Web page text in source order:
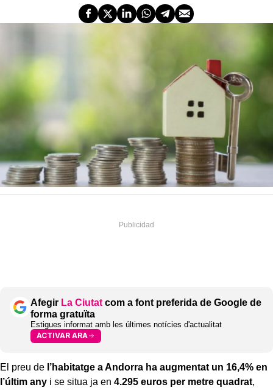
Afegir La Ciutat com a font preferida de Google de
forma gratuïta
Estigues informat amb les últimes notícies d'actualitat
ACTIVAR ARA
El preu de l’habitatge a Andorra ha augmentat un 16,4% en
l’últim any i se situa ja en 4.295 euros per metre quadrat,